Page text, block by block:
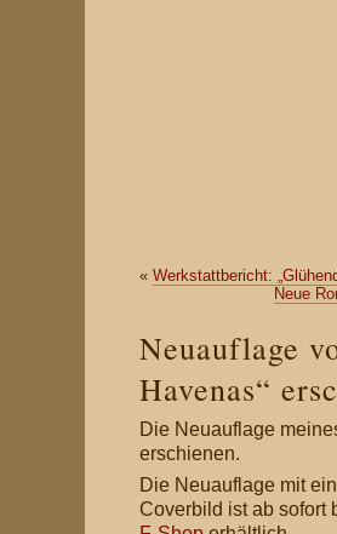
« Werkstattbericht:
Neue
Neuauflage
Havenas“
Die Neuauflage
erschienen.
Die Neuauflage mit
Coverbild ist ab sofort